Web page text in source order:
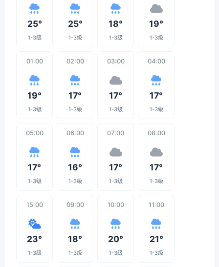
25°
1-3级
25°
1-3级
18°
1-3级
19°
1-3级
01:00
19°
1-3级
02:00
17°
1-3级
03:00
17°
1-3级
04:00
17°
1-3级
05:00
17°
1-3级
06:00
16°
1-3级
07:00
17°
1-3级
08:00
17°
1-3级
15:00
23°
1-3级
09:00
18°
1-3级
10:00
20°
1-3级
11:00
21°
1-3级